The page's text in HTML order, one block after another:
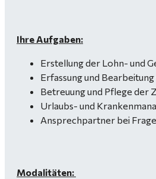
Ihre Aufgaben:
Erstellung der Lohn- und
Erfassung und
Betreuung und Pflege der
Urlaubs- und
Ansprechpartner bei
Modalitäten: